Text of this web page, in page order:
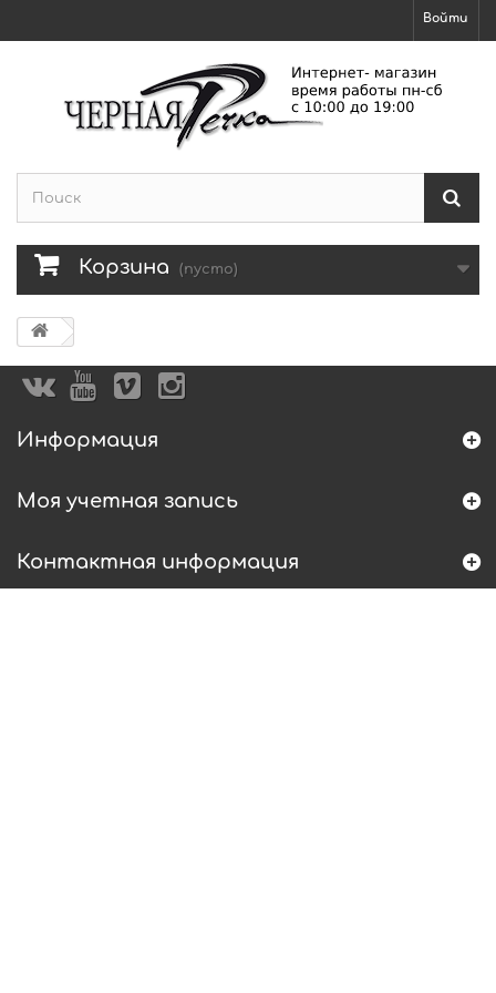
Войти
Корзина (пусто)
Информация
Моя учетная запись
Контактная информация